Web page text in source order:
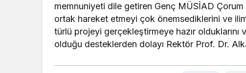
memnuniyeti dile getiren Genç MÜSİAD Çorum
ortak hareket etmeyi çok önemsediklerini ve
türlü projeyi gerçekleştirmeye hazır
olduğu desteklerden dolayı Rektör Prof. Dr.